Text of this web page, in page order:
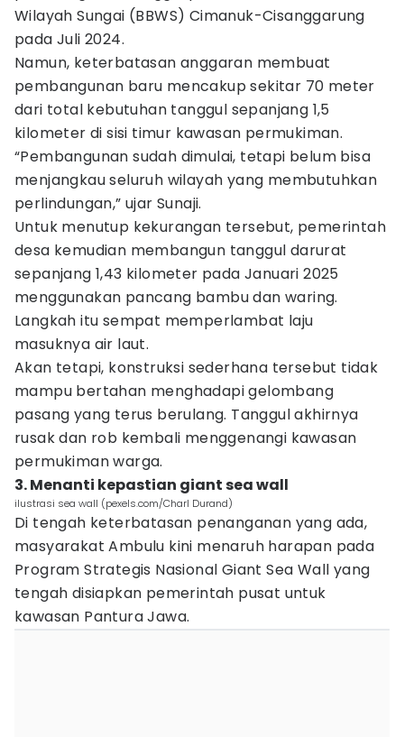
Wilayah Sungai (BBWS) Cimanuk-Cisanggarung
pada Juli 2024.
Namun, keterbatasan anggaran membuat
pembangunan baru mencakup sekitar 70 meter
dari total kebutuhan tanggul sepanjang 1,5
kilometer di sisi timur kawasan permukiman.
“Pembangunan sudah dimulai, tetapi belum bisa
menjangkau seluruh wilayah yang membutuhkan
perlindungan,” ujar Sunaji.
Untuk menutup kekurangan tersebut, pemerintah
desa kemudian membangun tanggul darurat
sepanjang 1,43 kilometer pada Januari 2025
menggunakan pancang bambu dan waring.
Langkah itu sempat memperlambat laju
masuknya air laut.
Akan tetapi, konstruksi sederhana tersebut tidak
mampu bertahan menghadapi gelombang
pasang yang terus berulang. Tanggul akhirnya
rusak dan rob kembali menggenangi kawasan
permukiman warga.
3. Menanti kepastian giant sea wall
ilustrasi sea wall (pexels.com/Charl Durand)
Di tengah keterbatasan penanganan yang ada,
masyarakat Ambulu kini menaruh harapan pada
Program Strategis Nasional Giant Sea Wall yang
tengah disiapkan pemerintah pusat untuk
kawasan Pantura Jawa.